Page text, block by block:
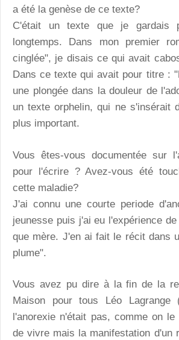
a été la genèse de ce texte?
C'était un texte que je gardais
longtemps. Dans mon premier
cinglée", je disais ce qui avait
Dans ce texte qui avait pour titre :
une plongée dans la douleur de
un texte orphelin, qui ne s'insérait
plus important.
Vous êtes-vous documentée sur
pour l'écrire ? Avez-vous été
cette maladie?
J'ai connu une courte periode
jeunesse puis j'ai eu l'expérience
que mère. J'en ai fait le récit dans
plume".
Vous avez pu dire à la fin de la
Maison pour tous Léo Lagrange
l'anorexie n'était pas, comme on
de vivre mais la manifestation d'un